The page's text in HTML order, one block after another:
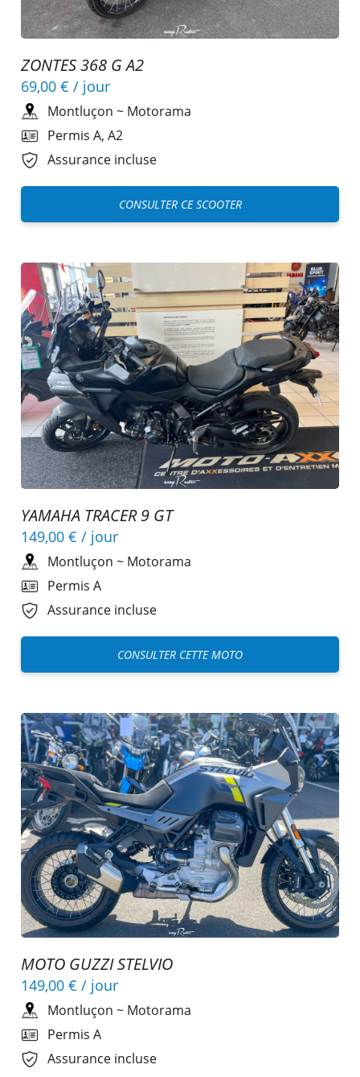
ZONTES 368 G A2
69,00 € / jour
Montluçon ~ Motorama
Permis A, A2
Assurance incluse
CONSULTER CE SCOOTER
YAMAHA TRACER 9 GT
149,00 € / jour
Montluçon ~ Motorama
Permis A
Assurance incluse
CONSULTER CETTE MOTO
MOTO GUZZI STELVIO
149,00 € / jour
Montluçon ~ Motorama
Permis A
Assurance incluse